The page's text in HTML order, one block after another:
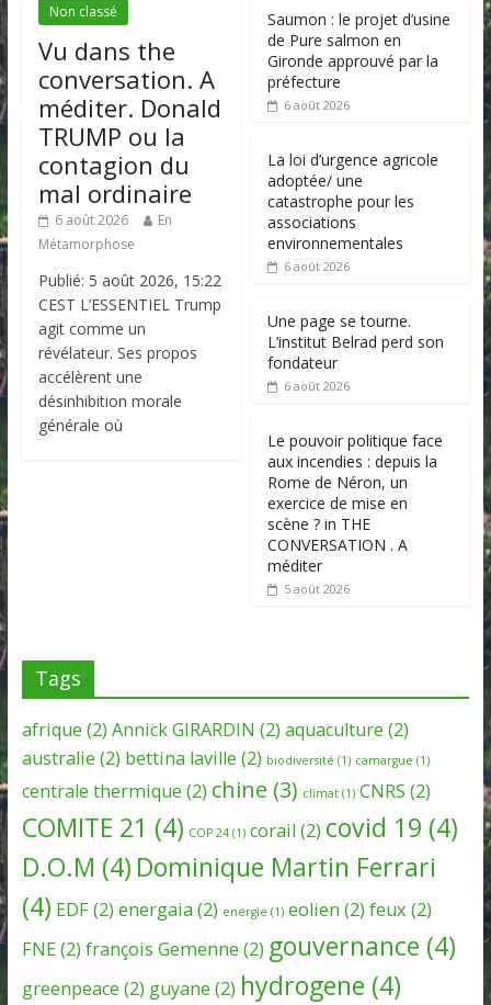
Non classé
Vu dans the
conversation. A
méditer. Donald
TRUMP ou la
contagion du
mal ordinaire
6 août 2026
En
Métamorphose
Publié: 5 août 2026, 15:22
CEST L’ESSENTIEL Trump
agit comme un
révélateur. Ses propos
accélèrent une
désinhibition morale
générale où
Saumon : le projet d’usine
de Pure salmon en
Gironde approuvé par la
préfecture
6 août 2026
La loi d’urgence agricole
adoptée/ une
catastrophe pour les
associations
environnementales
6 août 2026
Une page se tourne.
L’institut Belrad perd son
fondateur
6 août 2026
Le pouvoir politique face
aux incendies : depuis la
Rome de Néron, un
exercice de mise en
scène ? in THE
CONVERSATION . A
méditer
5 août 2026
Tags
afrique (2) Annick GIRARDIN (2) aquaculture (2)
australie (2) bettina laville (2) biodiversité (1) camargue (1)
centrale thermique (2) chine (3) climat(1) CNRS (2)
COMITE 21 (4) COP 24(1) corail (2) covid 19 (4)
D.O.M (4) Dominique Martin Ferrari
(4) EDF(2) energaia (2) energie (1) eolien (2) feux (2)
FNE(2) françois Gemenne (2) gouvernance (4)
greenpeace (2) guyane (2) hydrogene (4)